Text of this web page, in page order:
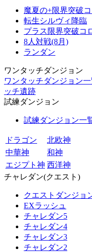
魔夏の+限界突破
転生シルヴィ降臨
プラス限界突破コ
8人対戦(8月)
ランダン
ワンタッチダンジョン
ワンタッチダンジョン
ッチ遺跡
試練ダンジョン
試練ダンジョン一
ドラゴン
北欧神
中華神
和神
エジプト神 西洋神
チャレダン(クエスト)
クエストダンジョ
EXラッシュ
チャレダン5
チャレダン4
チャレダン3
チャレダン2